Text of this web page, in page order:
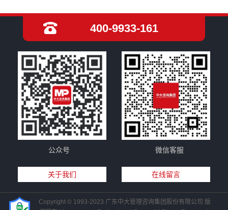
400-9933-161
公众号 微信客服
关于我们 在线留言
Copyright © 1993-2023 广东中大管理咨询集团股份有限公司 版